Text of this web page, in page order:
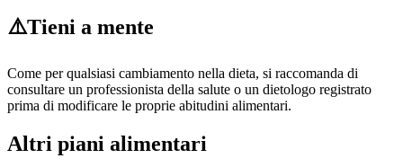
⚠️Tieni a mente
Come per qualsiasi cambiamento nella dieta, si raccomanda di
consultare un professionista della salute o un dietologo registrato
prima di modificare le proprie abitudini alimentari.
Altri piani alimentari